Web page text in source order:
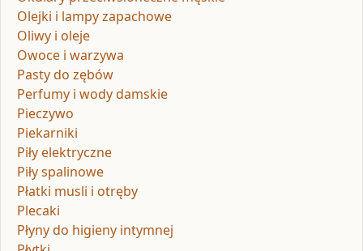
Olejki i lampy zapachowe
Oliwy i oleje
Owoce i warzywa
Pasty do zębów
Perfumy i wody damskie
Pieczywo
Piekarniki
Piły elektryczne
Piły spalinowe
Płatki musli i otręby
Plecaki
Płyny do higieny intymnej